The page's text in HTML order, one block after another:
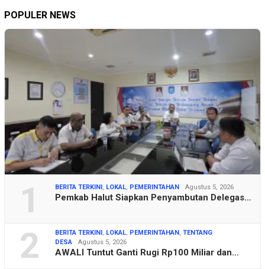
POPULER NEWS
1 BERITA TERKINI, LOKAL, PEMERINTAHAN Agustus 5, 2026
Pemkab Halut Siapkan Penyambutan Delegas…
2 BERITA TERKINI, LOKAL, PEMERINTAHAN, TENTANG
DESA
Agustus 5, 2026
AWALI Tuntut Ganti Rugi Rp100 Miliar dan…